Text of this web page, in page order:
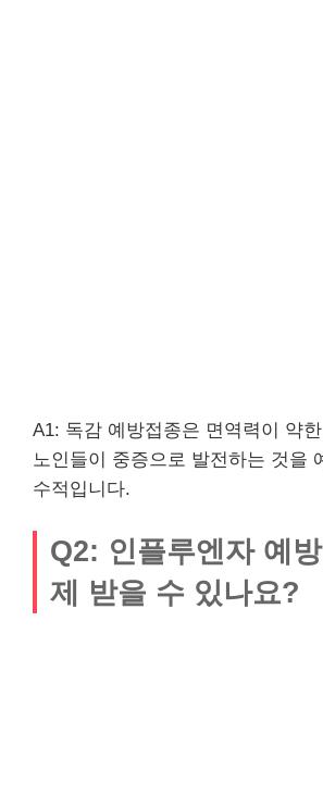
A1: 독감 예방접종은 면역력이 약
노인들이 중증으로 발전하는 것을
수적입니다.
Q2: 인플루엔자 예
제 받을 수 있나요?